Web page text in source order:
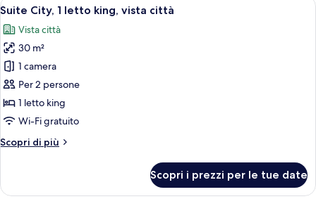
al
piano
executive
letto
vista
mare,
al
piano
executive
tutte
le
foto
per
Suite
City,
1
king,
8
Suite City, 1 letto king, vista città
Vista città
30 m²
1 camera
Per 2 persone
1 letto king
Wi-Fi gratuito
Scopri di più
Altri
City,
Scopri i prezzi per le tue date